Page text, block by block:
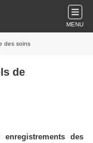
MENU
des soins
de
des